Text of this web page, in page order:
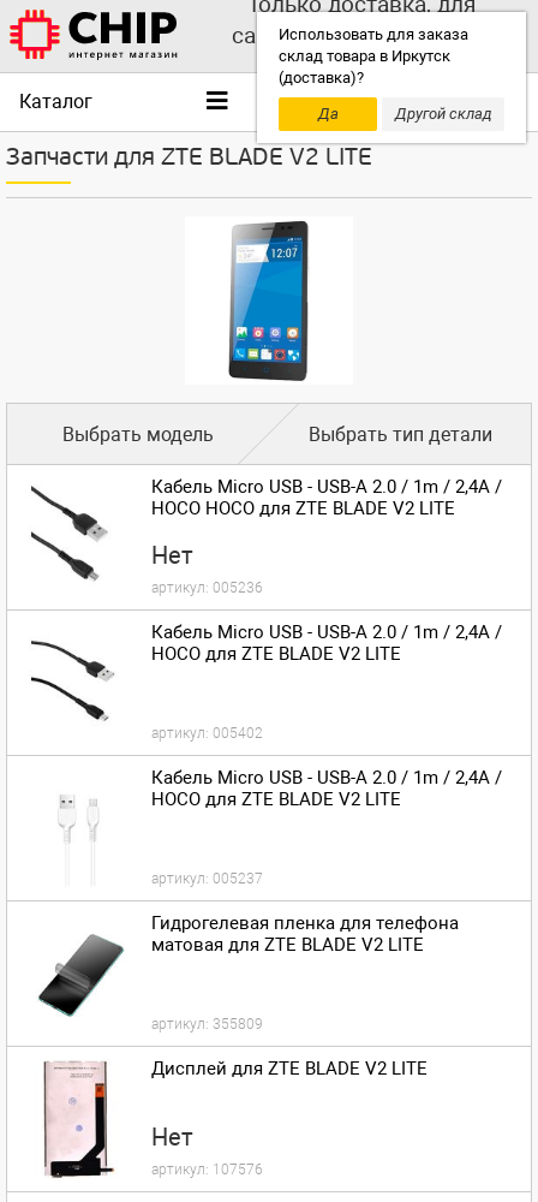
Использовать для заказа
склад товара в Иркутск
(доставка)?
Да
Другой склад
самовывоза выбирайте
другой склад!
Каталог
Запчасти для ZTE BLADE V2 LITE
Выбрать модель Выбрать тип детали
Кабель Micro USB - USB-A 2.0 / 1m / 2,4A /
HOCO HOCO для ZTE BLADE V2 LITE
Нет
артикул: 005236
Кабель Micro USB - USB-A 2.0 / 1m / 2,4A /
HOCO для ZTE BLADE V2 LITE
артикул: 005402
Кабель Micro USB - USB-A 2.0 / 1m / 2,4A /
HOCO для ZTE BLADE V2 LITE
артикул: 005237
Гидрогелевая пленка для телефона
матовая для ZTE BLADE V2 LITE
артикул: 355809
Дисплей для ZTE BLADE V2 LITE
Нет
артикул: 107576